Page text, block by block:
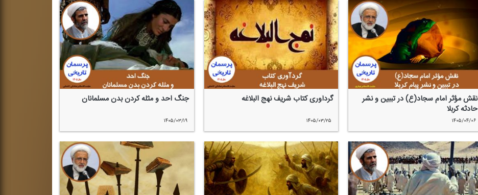
نقش مؤثر امام سجاد(ع) در تببین و نشر
حادثه كربلا
۱۴۰۵/۰۴/۰۶
گردآوری كتاب شریف نهج البلاغه
۱۴۰۵/۰۳/۲۵
جنگ احد و مثله كردن بدن مسلمانان
۱۴۰۵/۰۳/۱۹